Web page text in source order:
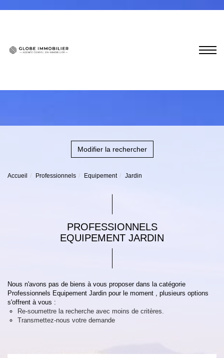
Modifier la rechercher
Accueil Professionnels Equipement Jardin
PROFESSIONNELS
EQUIPEMENT JARDIN
Nous n'avons pas de biens à vous proposer dans la catégorie
Professionnels Equipement Jardin pour le moment , plusieurs options
s'offrent à vous :
Re-soumettre la recherche avec moins de critères.
Transmettez-nous votre demande